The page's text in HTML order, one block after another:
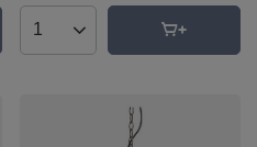
Ilość produktów